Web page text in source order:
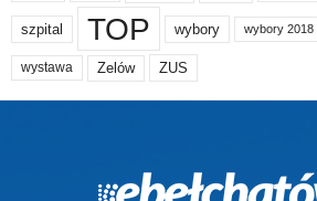
szpital TOP wybory wybory 2018
wystawa Zelów ZUS